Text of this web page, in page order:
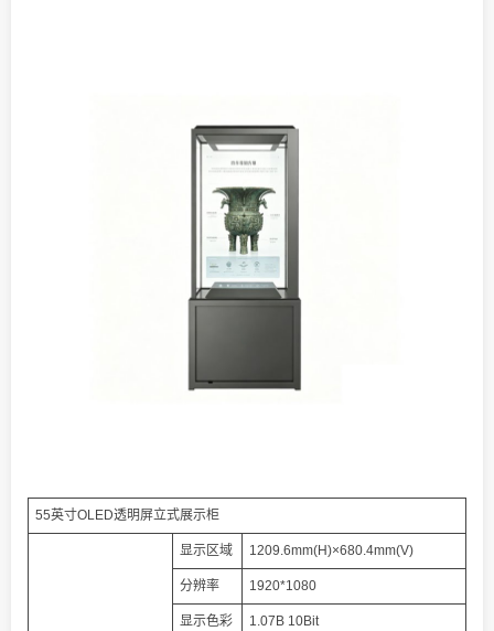
55英寸OLED透明屏立式展示柜
显示区域 1209.6mm(H)×680.4mm(V)
分辨率 1920*1080
显示色彩 1.07B 10Bit